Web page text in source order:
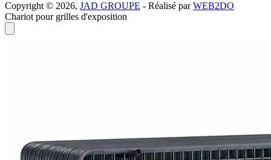
Copyright © 2026, JAD GROUPE - Réalisé parWEB2DO
Chariot pour grilles d'exposition